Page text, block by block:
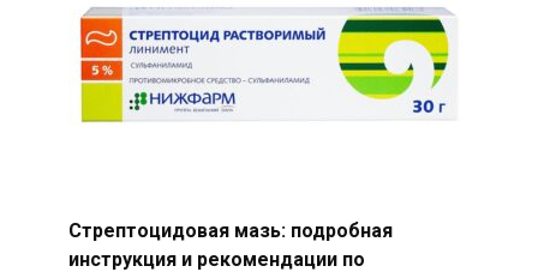
Стрептоцидовая мазь: подробная
инструкция и рекомендации по